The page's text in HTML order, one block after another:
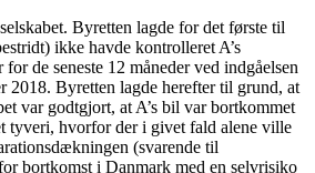
Byretten lagde for det første til
ikke havde kontrolleret A’s
de seneste 12 måneder ved indgåelsen
2018. Byretten lagde herefter til grund, at
var godtgjort, at A’s bil var bortkommet
tyveri, hvorfor der i givet fald alene ville
(svarende til
bortkomst i Danmark med en selvrisiko